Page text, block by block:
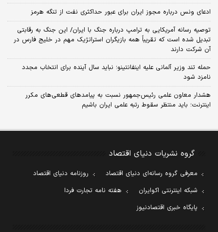
ادعای ونس درباره مجوز ایران برای عبور حداکثری نفت از تنگه هرمز
توصیه رسانه آمریکایی به ترامپ درباره جنگ با ایران/ این جنگ به رقابتی
تبدیل شده است که تقریباً همه بازیگران استراتژیک مهم در خلیج فارس در
آن شرکت دارند
حمله تند وزیر آلمانی علیه اینفانتینو؛ نباید سال آینده برای انتخاب مجدد
نامزد شود
هشدار معاون علمی رئیس‌جمهور نسبت به پیامدهای قطعی‌های مکرر
اینترنت؛ باید منتظر سقوط رتبه علمی ایران باشیم
گروه نشریات دنیای اقتصاد
معرفی گروه رسانه‌ای دنیای اقتصاد
روزنامه دنیای اقتصاد
شبکه اینترنتی اکوایران
هفته نامه تجارت فردا
پایگاه خبری اقتصادنیوز